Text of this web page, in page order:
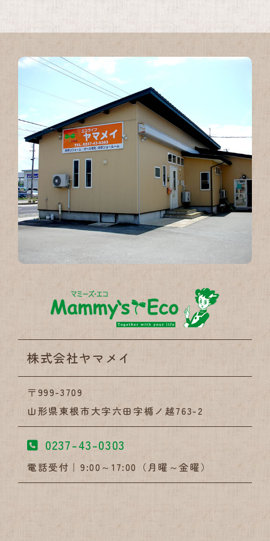
株式会社
株式会社ヤマメイ
〒999-3709
山形県東根市大字六田字楯ノ越763-2
0237-43-0303
電話受付｜9:00～17:00（月曜～金曜）